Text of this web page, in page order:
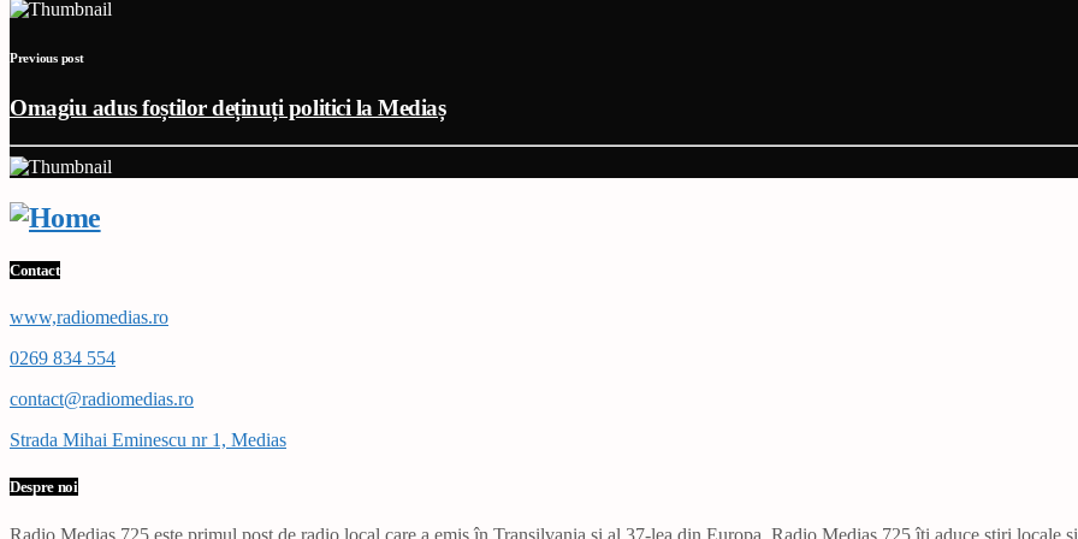
Previous post
Omagiu adus foștilor deținuți politici la Mediaș
Contact
www,radiomedias.ro
0269 834 554
contact@radiomedias.ro
Strada Mihai Eminescu nr 1, Medias
Despre noi
Radio Mediaș 725 este primul post de radio local care a emis în Transilvania și al 37-lea din Europa. Radio Mediaș 725 îți aduce știri locale